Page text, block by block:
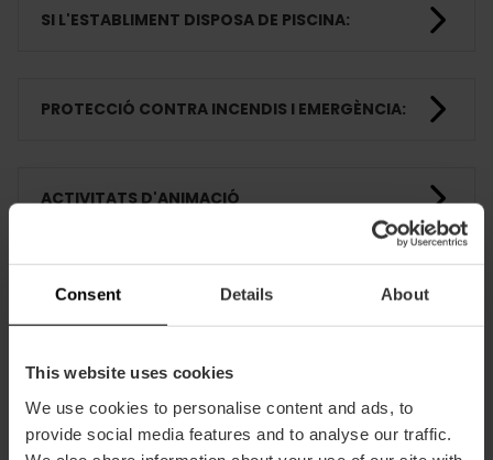
Consent Details About
This website uses cookies
We use cookies to personalise content and ads, to
provide social media features and to analyse our traffic.
SI L'ESTABLIMENT DISPOSA DE PISCINA:
PROTECCIÓ CONTRA INCENDIS I EMERGÈNCIA:
ACTIVITATS D'ANIMACIÓ
HABITACIONS
FORMACIÓ